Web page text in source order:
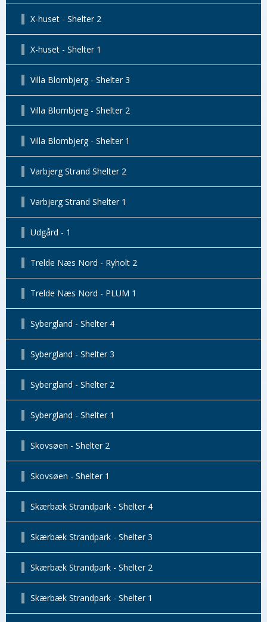
X-huset - Shelter 2
X-huset - Shelter 1
Villa Blombjerg - Shelter 3
Villa Blombjerg - Shelter 2
Villa Blombjerg - Shelter 1
Varbjerg Strand Shelter 2
Varbjerg Strand Shelter 1
Udgård - 1
Trelde Næs Nord - Ryholt 2
Trelde Næs Nord - PLUM 1
Sybergland - Shelter 4
Sybergland - Shelter 3
Sybergland - Shelter 2
Sybergland - Shelter 1
Skovsøen - Shelter 2
Skovsøen - Shelter 1
Skærbæk Strandpark - Shelter 4
Skærbæk Strandpark - Shelter 3
Skærbæk Strandpark - Shelter 2
Skærbæk Strandpark - Shelter 1